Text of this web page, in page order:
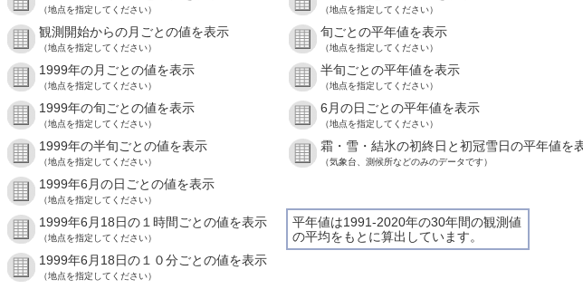
（地点を指定してください） （地点を指定してください）
観測開始からの月ごとの値を表示
（地点を指定してください）
旬ごとの平年値を表示
（地点を指定してください）
1999年の月ごとの値を表示
（地点を指定してください）
半旬ごとの平年値を表示
（地点を指定してください）
1999年の旬ごとの値を表示
（地点を指定してください）
6月の日ごとの平年値を表示
（地点を指定してください）
1999年の半旬ごとの値を表示
（地点を指定してください）
霜・雪・結氷の初終日と初冠雪日の平年値を
（気象台、測候所などのみのデータです）
1999年6月の日ごとの値を表示
（地点を指定してください）
平年値は1991-2020年の30年間の観測値
の平均をもとに算出しています。
1999年6月18日の１時間ごとの値を表示
（地点を指定してください）
1999年6月18日の１０分ごとの値を表示
（地点を指定してください）